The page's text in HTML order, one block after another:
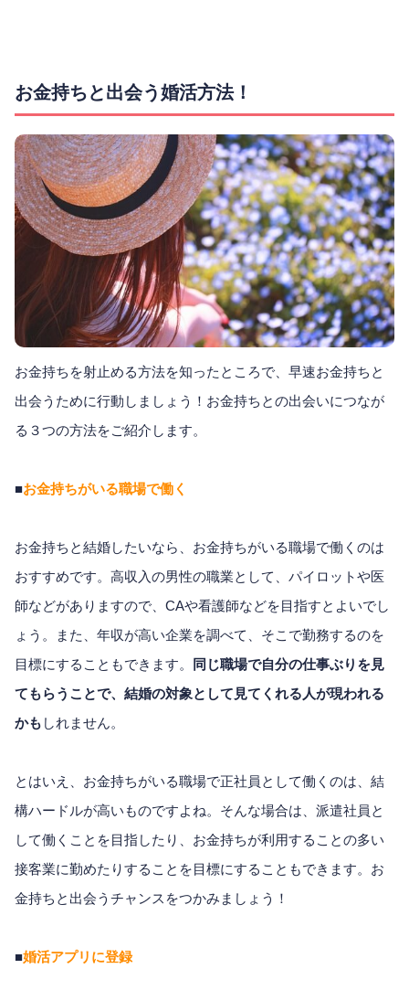
お金持ちと出会う婚活方法！
お金持ちを射止める方法を知ったところで、早速お金持ちと
出会うために行動しましょう！お金持ちとの出会いにつなが
る３つの方法をご紹介します。
■お金持ちがいる職場で働く
お金持ちと結婚したいなら、お金持ちがいる職場で働くのは
おすすめです。高収入の男性の職業として、パイロットや医
師などがありますので、CAや看護師などを目指すとよいでし
ょう。また、年収が高い企業を調べて、そこで勤務するのを
目標にすることもできます。
同じ職場で自分の仕事ぶりを見
てもらうことで、結婚の対象として見てくれる人が現われる
かも しれません。
とはいえ、お金持ちがいる職場で正社員として働くのは、結
構ハードルが高いものですよね。そんな場合は、派遣社員と
して働くことを目指したり、お金持ちが利用することの多い
接客業に勤めたりすることを目標にすることもできます。お
金持ちと出会うチャンスをつかみましょう！
■婚活アプリに登録